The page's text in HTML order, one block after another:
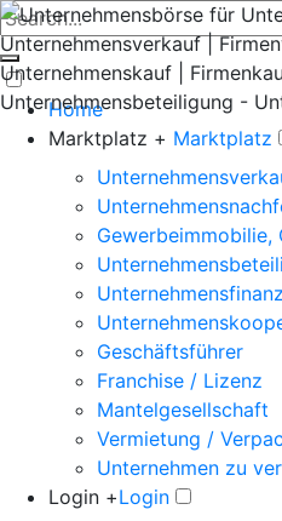
Home
Marktplatz + Marktplatz
Gewerbeimmobilie,
Geschäftsführer
Franchise / Lizenz
Mantelgesellschaft
Vermietung /
Unternehmen zu
Login +Login